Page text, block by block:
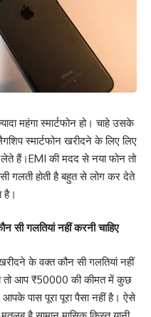
महंगा स्मार्टफोन हो। चाहे उसके
स्मार्टफोन खरीदने के लिए लिए
हैं।EMI की मदद से नया फोन तो
गलती होती है बहुत से लोग कर देते
है।
सी गलतियां नहीं करनी चाहिए
के वक्त कौन सी गलतियां नहीं
तो आप ₹50000 की कीमत में कुछ
पास पूरा पूरा पैसा नहीं है। ऐसे